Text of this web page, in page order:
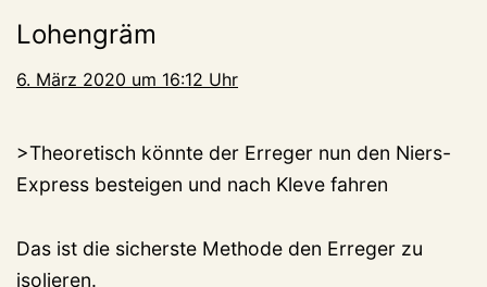
Lohengräm
6. März 2020 um 16:12 Uhr
>Theoretisch könnte der Erreger nun den Niers-
Express besteigen und nach Kleve fahren
Das ist die sicherste Methode den Erreger zu
isolieren.